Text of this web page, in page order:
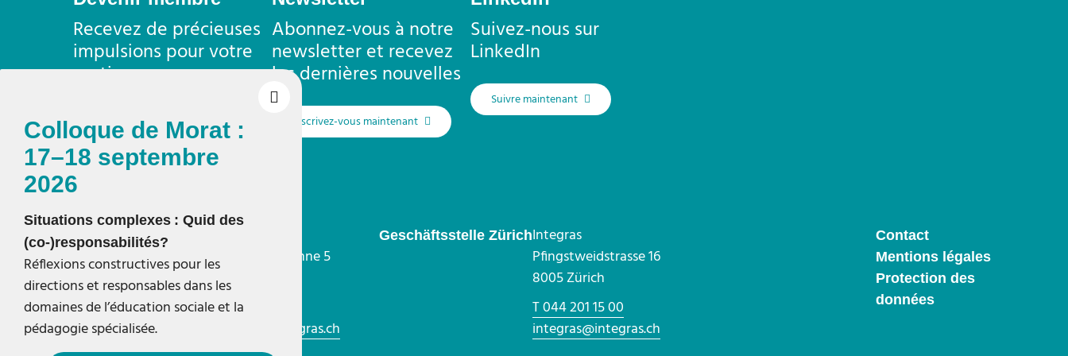
Colloque de Morat :
17–18 septembre
2026
Situations complexes : Quid des
(co-)responsabilités?
Réflexions constructives pour les
directions et responsables dans les
domaines de l’éducation sociale et la
pédagogie spécialisée.
Recevez de précieuses
impulsions pour votre
pratique
En savoir plus
Abonnez-vous à notre
newsletter et recevez
les dernières nouvelles
Inscrivez-vous maintenant
Suivez-nous sur
LinkedIn
Suivre maintenant
Secrétariat romand
Place de la Riponne 5
1005 Lausanne
T 021 601 65 40
romandie@integras.ch
Geschäftsstelle ZürichIntegras
Pfingstweidstrasse 16
8005 Zürich
T 044 201 15 00
integras@integras.ch
Contact
Mentions légales
Protection des
données